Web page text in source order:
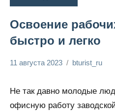
Освоение
быстро и легко
финансы
11 августа 2023 bturist_ru
Не так давно молодые
офисную работу